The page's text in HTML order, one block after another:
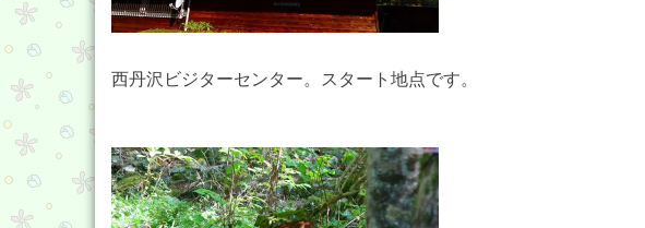
西丹沢ビジターセンター。スタート地点です。